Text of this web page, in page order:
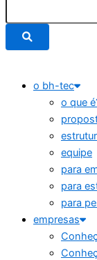
o bh-tec
o que
equipe
para
para
para
empresas